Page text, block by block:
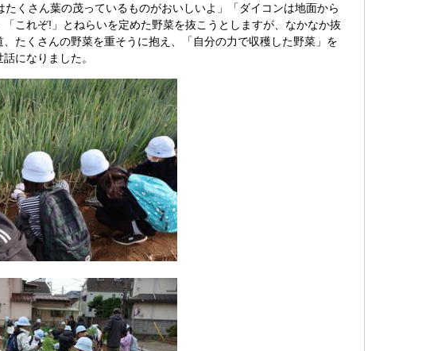
くさん葉の茂っているものがおいしいよ」「ダイコンは地面から
これぞ!」とねらいを定めた野菜を抜こうとしますが、なかなか抜
たくさんの野菜を重そうに抱え、「自分の力で収穫した野菜」を
になりました。